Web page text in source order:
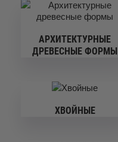
АРХИТЕКТУРНЫЕ
ДРЕВЕСНЫЕ ФОРМЫ
ХВОЙНЫЕ